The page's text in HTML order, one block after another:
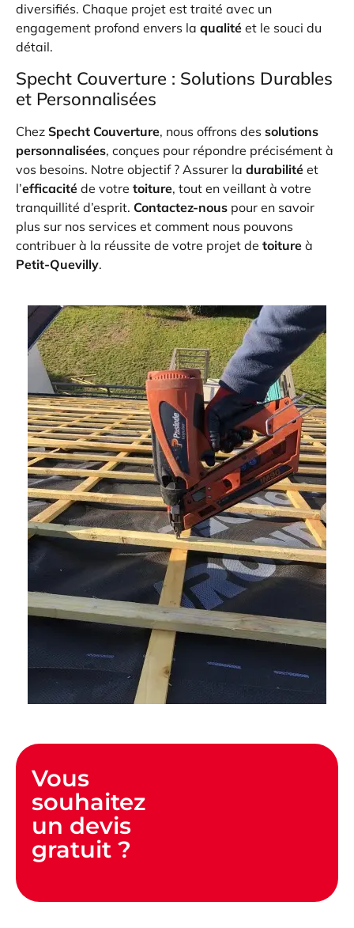
diversifiés. Chaque projet est traité avec un
engagement profond envers la qualité et le souci du
détail.
Specht Couverture : Solutions Durables
et Personnalisées
Chez Specht Couverture, nous offrons des solutions
personnalisées, conçues pour répondre précisément à
vos besoins. Notre objectif ? Assurer la durabilité et
l’efficacité de votre toiture, tout en veillant à votre
tranquillité d’esprit. Contactez-nous pour en savoir
plus sur nos services et comment nous pouvons
contribuer à la réussite de votre projet de toiture à
Petit-Quevilly.
Vous
souhaitez
un devis
gratuit ?